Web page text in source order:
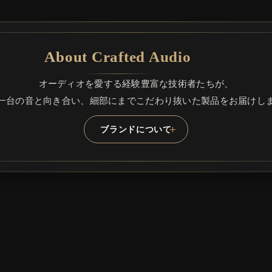
About Crafted Audio
オーディオを愛する経験豊富な技術者たちが、
台の音と向き合い、細部にまでこだわり抜いた製品をお届けし
ブランドについて